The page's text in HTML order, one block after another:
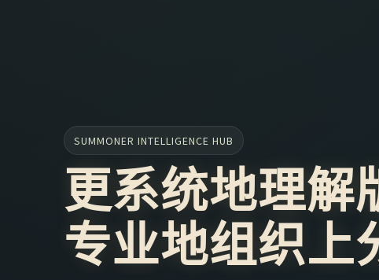
SUMMONER INTELLIGENCE HUB
更系统地理解
专业地组织上